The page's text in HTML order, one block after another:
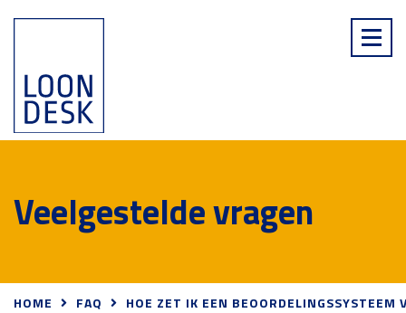
Veelgestelde vragen
HOME FAQ HOE ZET IK EEN BEOORDELINGSSYSTEEM